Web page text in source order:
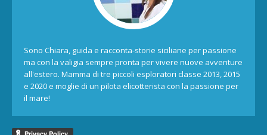
Sono Chiara, guida e racconta-storie siciliane per passione
ma con la valigia sempre pronta per vivere nuove avventure
all'estero. Mamma di tre piccoli esploratori classe 2013, 2015
e 2020 e moglie di un pilota elicotterista con la passione per
il mare!